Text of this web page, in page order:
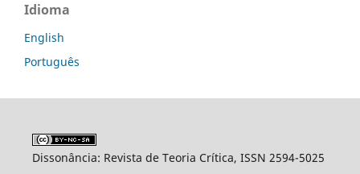
Idioma
English
Português
Dissonância: Revista de Teoria Crítica, ISSN 2594-5025